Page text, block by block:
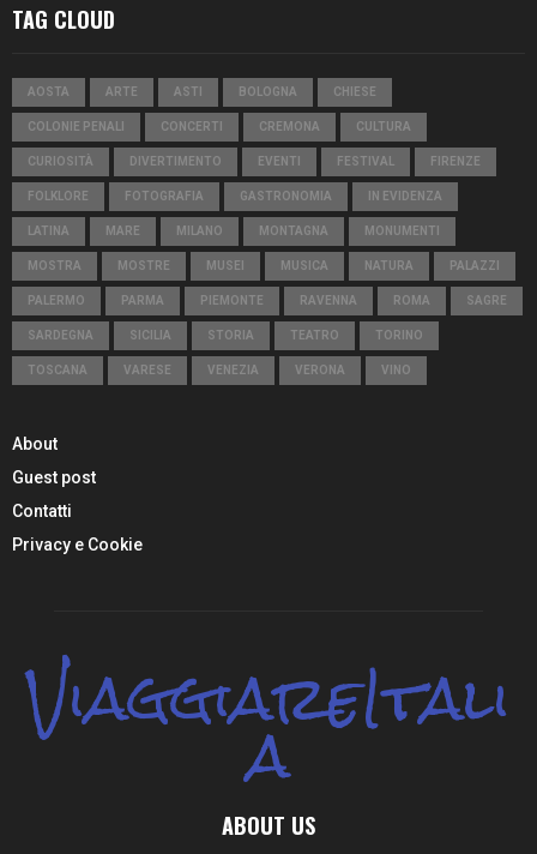
TAG CLOUD
AOSTA ARTE ASTI BOLOGNA CHIESE
COLONIE PENALI CONCERTI CREMONA CULTURA
CURIOSITÀ DIVERTIMENTO EVENTI FESTIVAL FIRENZE
FOLKLORE FOTOGRAFIA GASTRONOMIA IN EVIDENZA
LATINA MARE MILANO MONTAGNA MONUMENTI
MOSTRA MOSTRE MUSEI MUSICA NATURA PALAZZI
PALERMO PARMA PIEMONTE RAVENNA ROMA SAGRE
SARDEGNA SICILIA STORIA TEATRO TORINO
TOSCANA VARESE VENEZIA VERONA VINO
About
Guest post
Contatti
Privacy e Cookie
ViaggiareItali
a
ABOUT US